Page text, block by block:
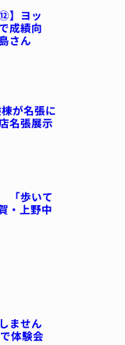
】ヨッ
成績向
さん
棟が名張に
名張展示
「歩いて
・上野中
ません
体験会